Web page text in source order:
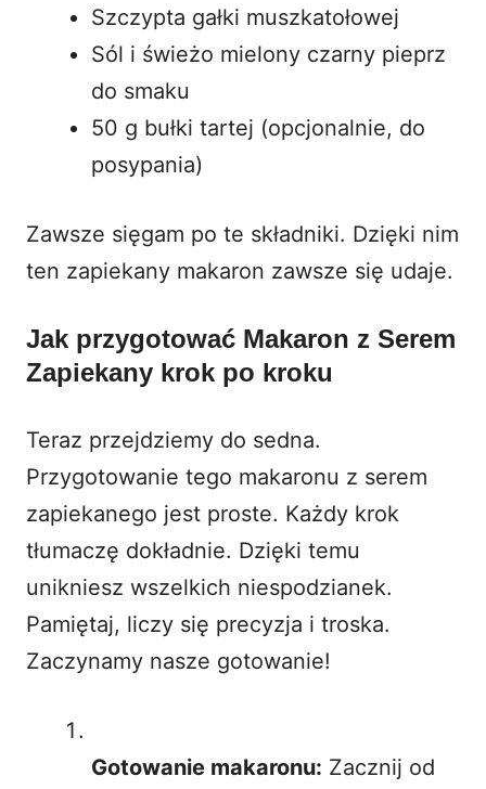
Szczypta gałki muszkatołowej
Sól i świeżo mielony czarny pieprz
do smaku
50 g bułki tartej (opcjonalnie, do
posypania)
Zawsze sięgam po te składniki. Dzięki nim
ten zapiekany makaron zawsze się udaje.
Jak przygotować Makaron z Serem
Zapiekany krok po kroku
Teraz przejdziemy do sedna.
Przygotowanie tego makaronu z serem
zapiekanego jest proste. Każdy krok
tłumaczę dokładnie. Dzięki temu
unikniesz wszelkich niespodzianek.
Pamiętaj, liczy się precyzja i troska.
Zaczynamy nasze gotowanie!
Gotowanie makaronu: Zacznij od